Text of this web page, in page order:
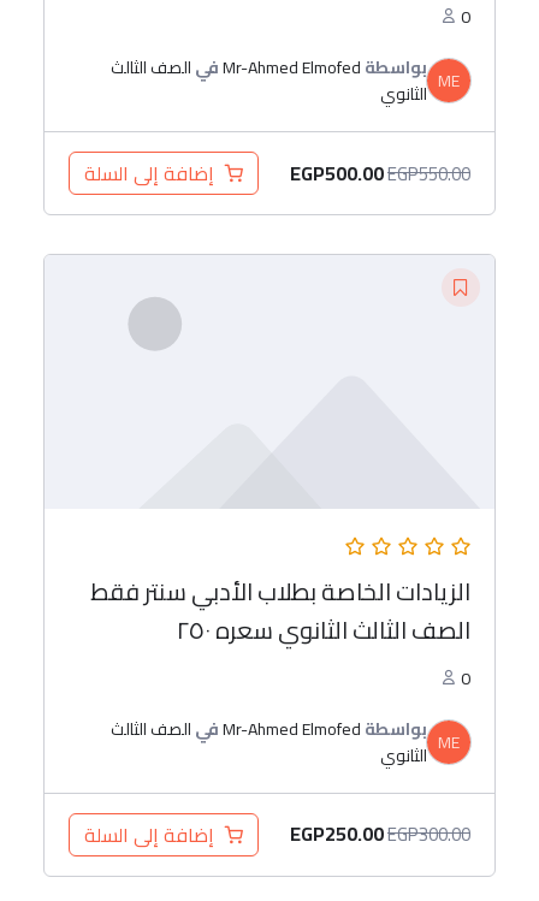
0
ME بواسطةMr-Ahmed Elmofedفيالصف الثالث
الثانوي
EGP550.00
EGP500.00 إضافة إلى السلة
الزيادات الخاصة بطلاب الأدبي سنتر فقط
الصف الثالث الثانوي سعره ٢٥٠
0
ME بواسطةMr-Ahmed Elmofedفيالصف الثالث
الثانوي
EGP300.00
EGP250.00 إضافة إلى السلة